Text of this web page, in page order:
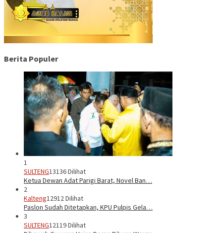
Berita Populer
1
SULTENG13136 Dilihat
Ketua Dewan Adat Parigi Barat, Novel Ban…
2
Kalteng12912 Dilihat
Paslon Sudah Ditetapkan, KPU Pulpis Gela…
3
SULTENG12119 Dilihat